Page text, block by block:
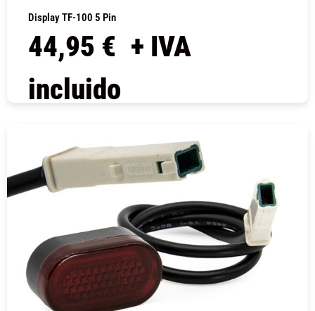
Display TF-100 5 Pin
44,95 € + IVA
incluido